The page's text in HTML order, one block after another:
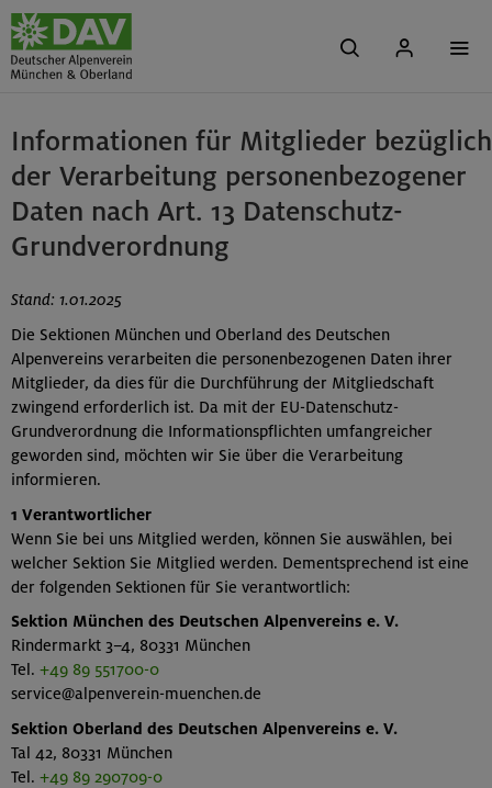
Informationen für Mitglieder bezüglich
der Verarbeitung personenbezogener
Daten nach Art. 13 Datenschutz-
Grundverordnung
Stand: 1.01.2025
Die Sektionen München und Oberland des Deutschen
Alpenvereins verarbeiten die personenbezogenen Daten ihrer
Mitglieder, da dies für die Durchführung der Mitgliedschaft
zwingend erforderlich ist. Da mit der EU-Datenschutz-
Grundverordnung die Informationspflichten umfangreicher
geworden sind, möchten wir Sie über die Verarbeitung
informieren.
1 Verantwortlicher
Wenn Sie bei uns Mitglied werden, können Sie auswählen, bei
welcher Sektion Sie Mitglied werden. Dementsprechend ist eine
der folgenden Sektionen für Sie verantwortlich:
Sektion München des Deutschen Alpenvereins e. V.
Rindermarkt 3–4, 80331 München
Tel. +49 89 551700-0
service@alpenverein-muenchen.de
Sektion Oberland des Deutschen Alpenvereins e. V.
Tal 42, 80331 München
Tel. +49 89 290709-0